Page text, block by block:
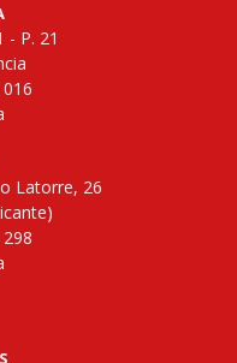
- P. 21
Latorre, 26